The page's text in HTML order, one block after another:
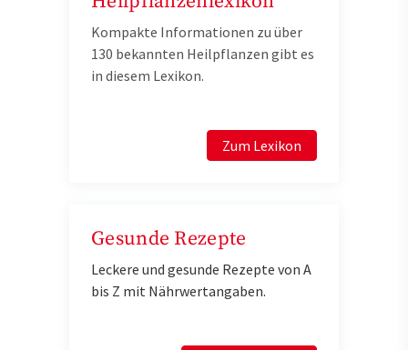
Kompakte Informationen zu über
130 bekannten Heilpflanzen gibt es
in diesem Lexikon.
Zum Lexikon
Gesunde Rezepte
Leckere und gesunde Rezepte von A
bis Z mit Nährwertangaben.